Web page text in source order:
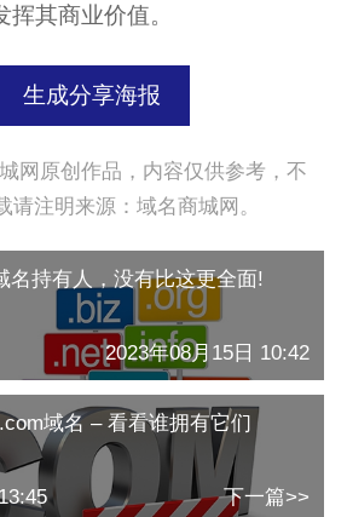
其商业价值。
生成分享海报
网原创作品，内容仅供参考，不
请注明来源：域名商城网。
名持有人，没有比这更全面!
2023年08月15日 10:42
域名 – 看看谁拥有它们
下一篇>>